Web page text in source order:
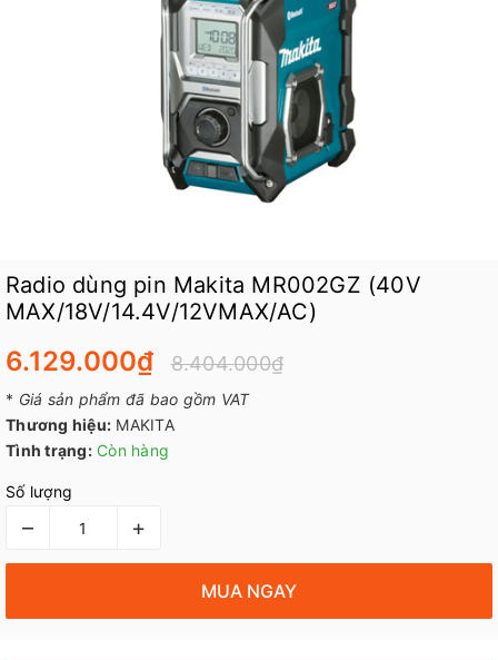
Radio dùng pin Makita MR002GZ (40V
MAX/18V/14.4V/12VMAX/AC)
6.129.000₫ 8.404.000₫
* Giá sản phẩm đã bao gồm VAT
Thương hiệu: MAKITA
Tình trạng: Còn hàng
Số lượng
– +
MUA NGAY